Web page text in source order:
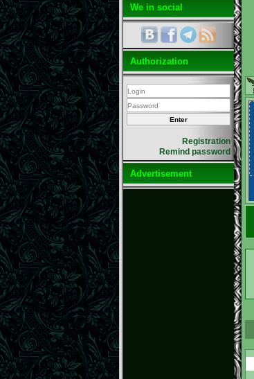
We in social
Authorization
Registration
Remind password
Advertisement